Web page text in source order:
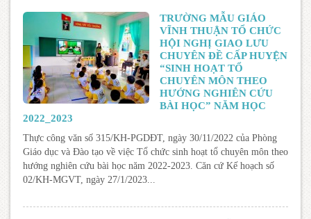
TRƯỜNG MẪU GIÁO
VĨNH THUẬN TỔ CHỨC
HỘI NGHỊ GIAO LƯU
CHUYÊN ĐỀ CẤP HUYỆN
“SINH HOẠT TỔ
CHUYÊN MÔN THEO
HƯỚNG NGHIÊN CỨU
BÀI HỌC” NĂM HỌC
2022_2023
Thực công văn số 315/KH-PGDĐT, ngày 30/11/2022 của Phòng
Giáo dục và Đào tạo về việc Tổ chức sinh hoạt tổ chuyên môn theo
hướng nghiên cứu bài học năm 2022-2023. Căn cứ Kế hoạch số
02/KH-MGVT, ngày 27/1/2023...